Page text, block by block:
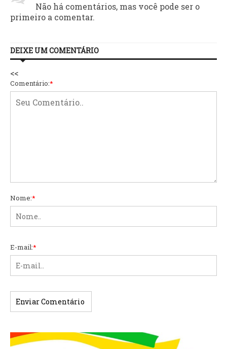
Não há comentários, mas você pode ser o
primeiro a comentar.
DEIXE UM COMENTÁRIO
<<
Comentário:*
Nome:*
E-mail:*